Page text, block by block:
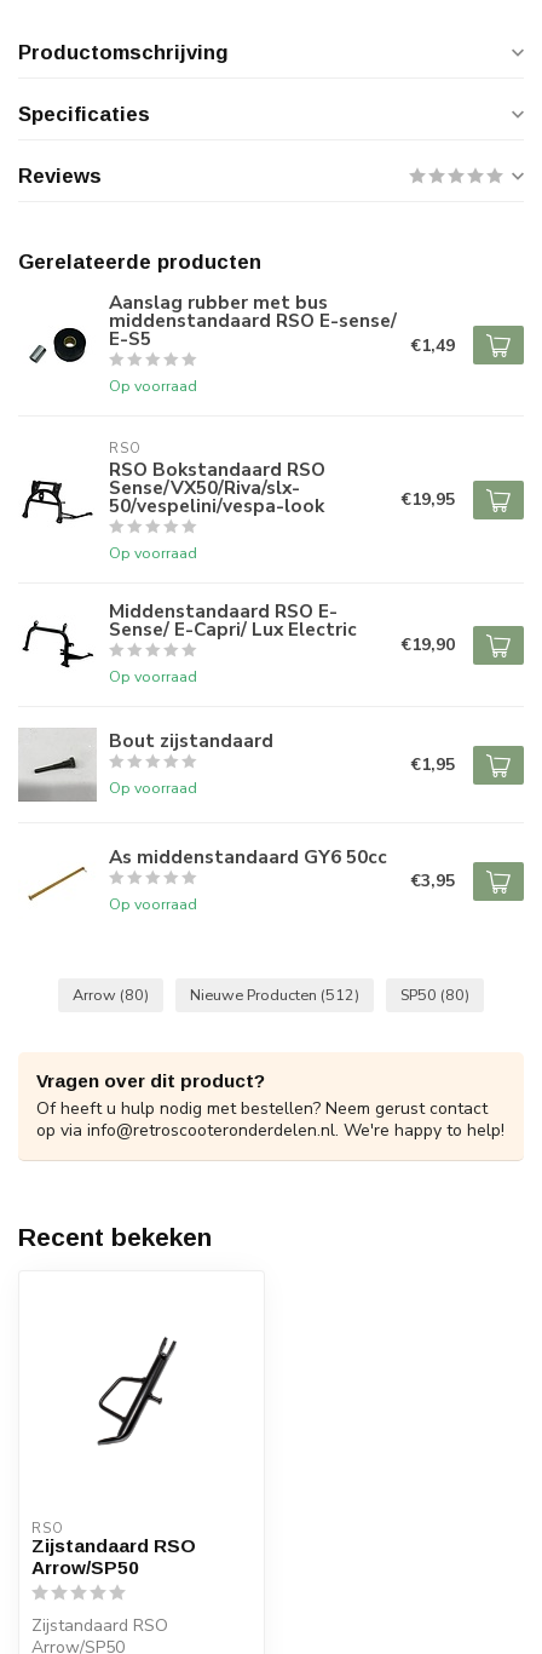
Productomschrijving
Specificaties
Reviews
Gerelateerde producten
Aanslag rubber met bus
middenstandaard RSO E-sense/
E-S5
Op voorraad
€1,49
RSO
RSO Bokstandaard RSO
Sense/VX50/Riva/slx-
50/vespelini/vespa-look
Op voorraad
€19,95
Middenstandaard RSO E-
Sense/ E-Capri/ Lux Electric
Op voorraad
€19,90
Bout zijstandaard
Op voorraad
€1,95
As middenstandaard GY6 50cc
Op voorraad
€3,95
Arrow (80) Nieuwe Producten (512) SP50 (80)
Vragen over dit product?
Of heeft u hulp nodig met bestellen? Neem gerust contact
op via info@retroscooteronderdelen.nl. We're happy to help!
Recent bekeken
RSO
Zijstandaard RSO
Arrow/SP50
Zijstandaard RSO
Arrow/SP50